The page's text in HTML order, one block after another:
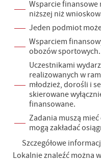
Wsparcie finansowe
niższej niż
Jeden podmiot
Wsparciem
obozów sportowych.
Uczestnikami
realizowanych w
młodzież, dorośli i
skierowane
finansowane.
Zadania muszą
mogą zakładać
Szczegółowe
Lokalnie znaleźć można